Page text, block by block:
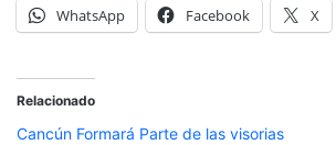
WhatsApp Facebook X
Relacionado
Cancún Formará Parte de las visorias